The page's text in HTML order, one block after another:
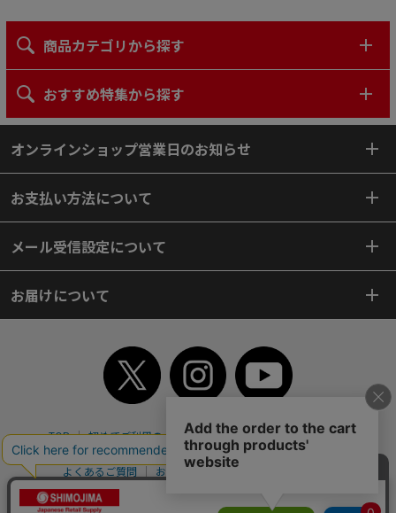
商品カテゴリから探す
おすすめ特集から探す
オンラインショップ営業日のお知らせ
お支払い方法について
メール受信設定について
お届けについて
TOP 初めてご利用のお客様へ ご利用案内
ご利用規約
個人情報保護方針
特定商取引法
会社案内
よくあるご質問
お問い合わせ
ピンポイントサーチ
サイトマップ